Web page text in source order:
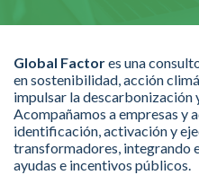
Global Factores una
en sostenibilidad, acción
impulsar la descarbonización
Acompañamos a empresas y
identificación, activación y
transformadores, integrando
ayudas e incentivos públicos.